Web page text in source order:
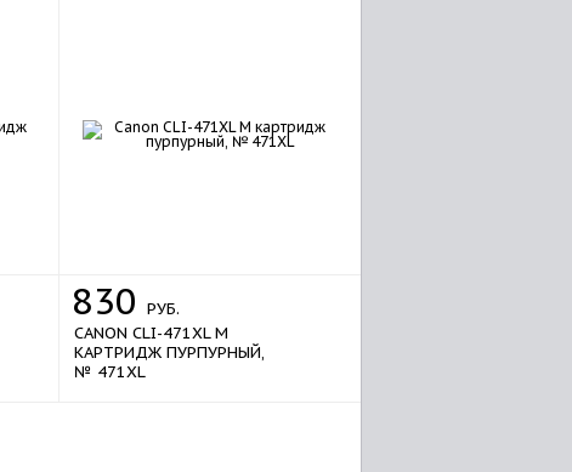
830 РУБ.
CANON CLI-471XL M
КАРТРИДЖ ПУРПУРНЫЙ,
№ 471XL